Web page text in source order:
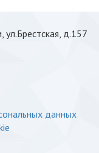
ул.Брестская, д.157
данных